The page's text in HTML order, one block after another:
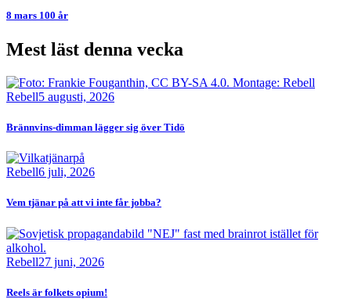
8 mars 100 år
Mest läst denna vecka
Bild
Rebell5 augusti, 2026
Brännvins-dimman lägger sig över Tidö
Bild
Rebell6 juli, 2026
Vem tjänar på att vi inte får jobba?
Bild
Rebell27 juni, 2026
Reels är folkets opium!